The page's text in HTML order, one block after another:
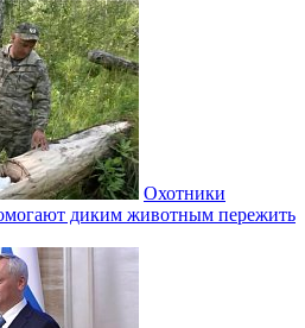
Охотники
диким животным пережить